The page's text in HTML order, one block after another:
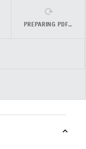
PREPARING PDF…